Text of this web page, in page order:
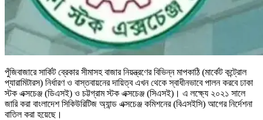
পুঁজিবাজারে সার্কিট ব্রেকার সীমাসহ বাজার নিয়ন্ত্রণের বিভিন্ন মাপকাঠি (মার্কেট কন্ট্রোল
প্যারামিটারস) নির্ধারণ ও বাস্তবায়নের দায়িত্ব এখন থেকে স্বাধীনভাবে পালন করবে ঢাকা
স্টক এক্সচেঞ্জ (ডিএসই) ও চট্টগ্রাম স্টক এক্সচেঞ্জ (সিএসই)। এ লক্ষ্যে ২০২১ সালে
জারি করা বাংলাদেশ সিকিউরিটিজ অ্যান্ড এক্সচেঞ্জ কমিশনের (বিএসইসি) আগের নির্দেশনা
বাতিল করা হয়েছে।